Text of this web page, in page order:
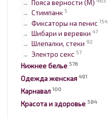
→ Пояса верности (М)
→ Стимпанк 5
→ Фиксаторы на пенис 154
→ Шибари и веревки 47
→ Шлепалки, стеки 92
→ Электро секс 57
Нижнее белье 576
Одежда женская 491
Карнавал 100
Красота и здоровье 584